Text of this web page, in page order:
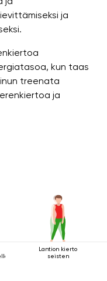
ja
kun taas
treenata
ja
Lantion kierto
seisten